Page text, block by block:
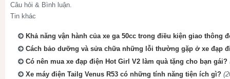
Câu hỏi & Bình luận.
Tin khác
Khả năng vận hành của xe ga 50cc trong điều kiện giao thông
Cách bảo dưỡng và sửa chữa những lỗi thường gặp ở xe đạp
Có nên mua xe đạp điện Hot Girl V2 làm quà tặng cho bạn gái?
Xe máy điện Tailg Venus R53 có những tính năng tiện ích gì?